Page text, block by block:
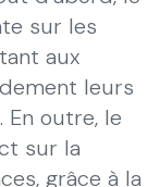
sur les
aux
leurs
outre, le
sur la
grâce à la